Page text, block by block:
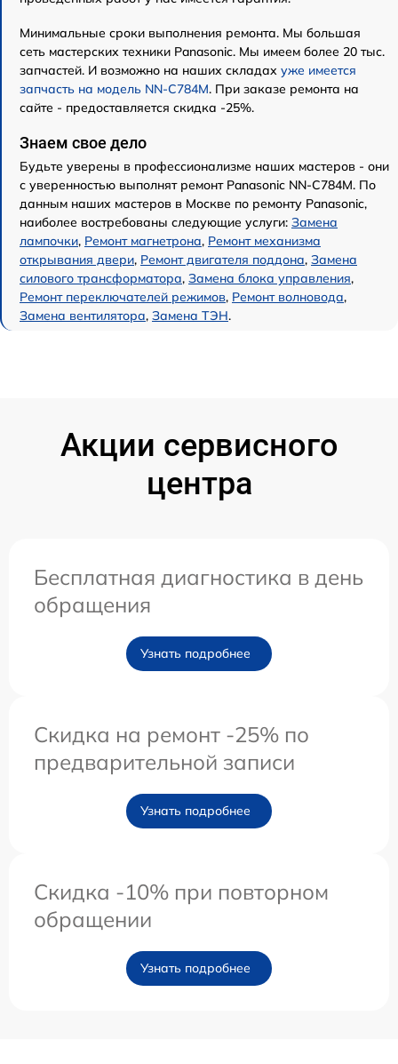
Минимальные сроки выполнения ремонта. Мы большая
сеть мастерских техники Panasonic. Мы имеем более 20 тыс.
запчастей. И возможно на наших складах уже имеется
запчасть на модель NN-C784M. При заказе ремонта на
сайте - предоставляется скидка -25%.
Знаем свое дело
Будьте уверены в профессионализме наших мастеров - они
с уверенностью выполнят ремонт Panasonic NN-C784M. По
данным наших мастеров в Москве по ремонту Panasonic,
наиболее востребованы следующие услуги: Замена
лампочки, Ремонт магнетрона, Ремонт механизма
открывания двери, Ремонт двигателя поддона, Замена
силового трансформатора, Замена блока управления,
Ремонт переключателей режимов, Ремонт волновода,
Замена вентилятора, Замена ТЭН.
Акции сервисного
центра
Бесплатная диагностика в день
обращения
Узнать подробнее
Скидка на ремонт -25% по
предварительной записи
Узнать подробнее
Скидка -10% при повторном
обращении
Узнать подробнее